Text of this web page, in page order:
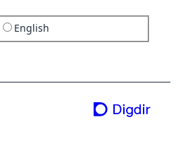
English